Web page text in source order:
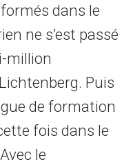
dans le
ne s’est passé
million
Puis
de formation
fois dans le
le